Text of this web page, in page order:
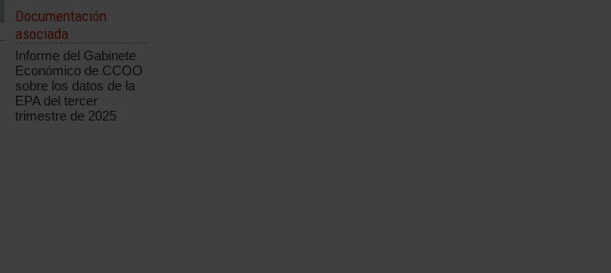
Documentación
asociada
Informe del Gabinete
Económico de CCOO
sobre los datos de la
EPA del tercer
trimestre de 2025